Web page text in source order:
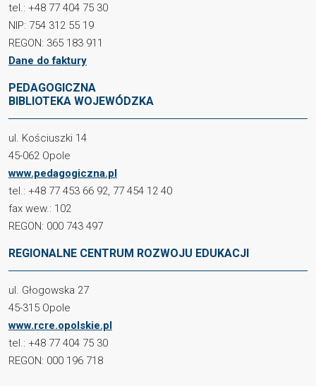
tel.: +48 77 404 75 30
NIP: 754 312 55 19
REGON: 365 183 911
Dane do faktury
PEDAGOGICZNA
BIBLIOTEKA WOJEWÓDZKA
ul. Kościuszki 14
45-062 Opole
www.pedagogiczna.pl
tel.: +48 77 453 66 92, 77 454 12 40
fax wew.: 102
REGON: 000 743 497
REGIONALNE CENTRUM ROZWOJU EDUKACJI
ul. Głogowska 27
45-315 Opole
www.rcre.opolskie.pl
tel.: +48 77 404 75 30
REGON: 000 196 718